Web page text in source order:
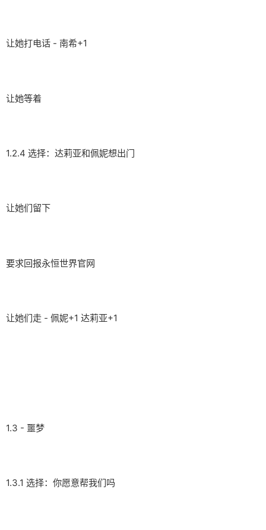
让她打电话 - 南希+1
让她等着
1.2.4 选择：达莉亚和佩妮想出门
让她们留下
要求回报永恒世界官网
让她们走 - 佩妮+1 达莉亚+1
1.3 - 噩梦
1.3.1 选择：你愿意帮我们吗